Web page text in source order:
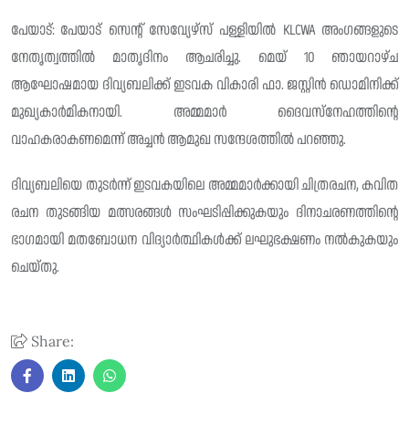
പേയാട്: പേയാട് സെന്റ് സേവ്യേഴ്‌സ് പള്ളിയിൽ KLCWA അംഗങ്ങളുടെ
നേതൃത്വത്തിൽ മാതൃദിനം ആചരിച്ചു. മെയ് 10 ഞായറാഴ്ച
ആഘോഷമായ ദിവ്യബലിക്ക് ഇടവക വികാരി ഫാ. ജസ്റ്റിൻ ഡൊമിനിക്ക്‌
മുഖ്യകാർമികനായി. അമ്മമാർ ദൈവസ്നേഹത്തിന്റെ
വാഹകരാകണമെന്ന് അച്ചൻ ആമുഖ സന്ദേശത്തിൽ പറഞ്ഞു.
ദിവ്യബലിയെ തുടർന്ന് ഇടവകയിലെ അമ്മമാർക്കായി ചിത്രരചന, കവിത
രചന തുടങ്ങിയ മത്സരങ്ങൾ സംഘടിപ്പിക്കുകയും ദിനാചരണത്തിന്റെ
ഭാഗമായി മതബോധന വിദ്യാർത്ഥികൾക്ക് ലഘുഭക്ഷണം നൽകുകയും
ചെയ്തു.
Share: